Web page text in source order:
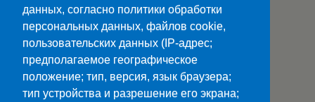
Наверх
Мобильн. Компьютерная
ПОЛЕЗНЫЕ ССЫЛКИ:
данных, согласно политики обработки
персональных данных, файлов cookie,
пользовательских данных (IP-адрес;
предполагаемое географическое
положение; тип, версия, язык браузера;
тип устройства и разрешение его экрана;